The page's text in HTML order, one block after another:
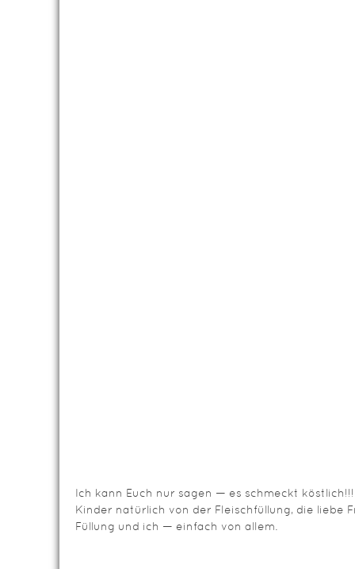
Ich kann Euch nur sagen — es schmeckt
Kinder natürlich von der Fleischfüllung, die liebe
Füllung und ich — einfach von allem.